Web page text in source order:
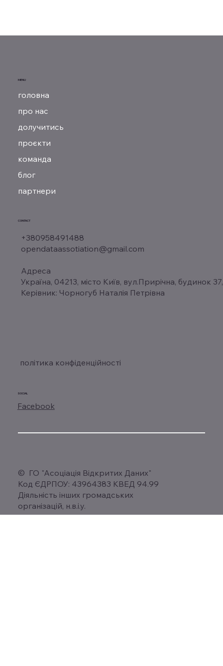
MENU
головна
про нас
долучитись
проєкти
команда
блог
партнери
CONTACT
+380958491488
opendataassotiation@gmail.com
Адреса
Україна, 04213, місто Київ, вул.Прирічна, будинок
Керівник: Чорногуб Наталія Петрівна
політика конфіденційності
SOCIAL
Facebook
© ГО "Асоціація Відкритих Даних"
Код ЄДРПОУ: 43964383 КВЕД 94.99
Діяльність інших громадських
організацій, н.в.і.у.